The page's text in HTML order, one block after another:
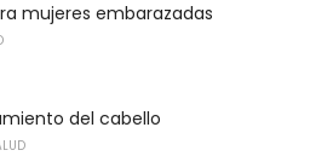
mujeres embarazadas
del cabello